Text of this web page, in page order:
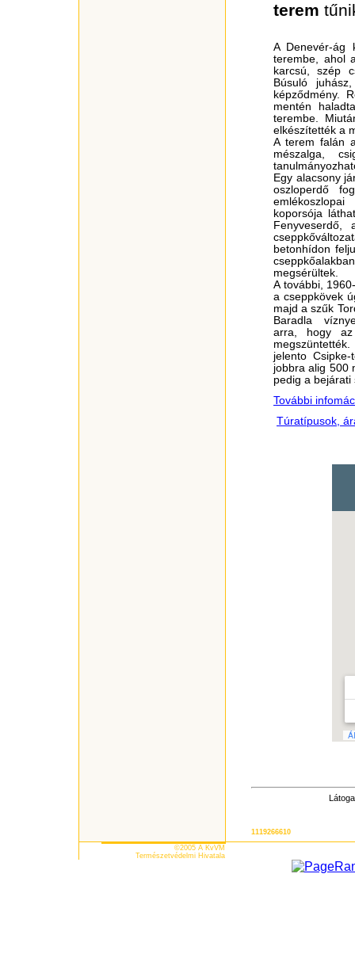
terem
A Denevér-ág
terembe, ahol
karcsú, szép
Búsuló
képződmény.
mentén
terembe.
elkészítették a
A terem falán
mészalga,
Egy alacsony
oszloperdő
koporsója
betonhídon
megsérültek.
A további,
a cseppkövek
majd a szűk
Baradla
arra, hogy
jelento
jobbra alig 500
pedig a bejárati
További
Túratípusok,
1119266610
©2005 A KvVM
Természetvédelmi Hivatala